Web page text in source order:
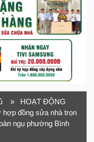
» HOẠT ĐỘNG
đồng sửa nhà trọn
ngụ phường Bình